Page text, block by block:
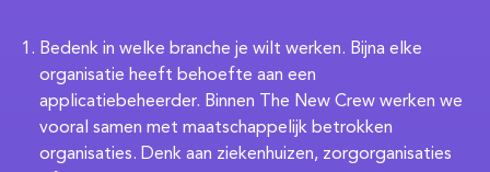
Bedenk in welke branche je wilt werken. Bijna elke
organisatie heeft behoefte aan een
applicatiebeheerder. Binnen The New Crew werken we
vooral samen met maatschappelijk betrokken
organisaties. Denk aan ziekenhuizen, zorgorganisaties